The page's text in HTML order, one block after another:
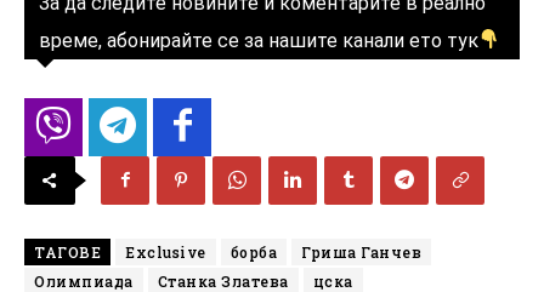
време, абонирайте се за нашите канали ето тук
ТАГОВЕ Exclusive борба
Гриша Ганчев
Олимпиада
Станка Златева цска